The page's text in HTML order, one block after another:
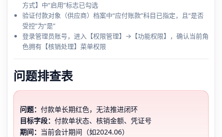
方式】中“启用”标志已勾选
验证付款对象（供应商）档案中“应付账款”科目已指定，且“是否
受控”为“是”
登录管理员账号，进入【权限管理】→【功能权限】，确认当前角
色拥有【核销处理】菜单权限
问题排查表
问题： 付款单长期红色，无法推进闭环
目标字段： 付款单状态、核销金额、凭证号
期间： 当前会计期间（如2024.06）